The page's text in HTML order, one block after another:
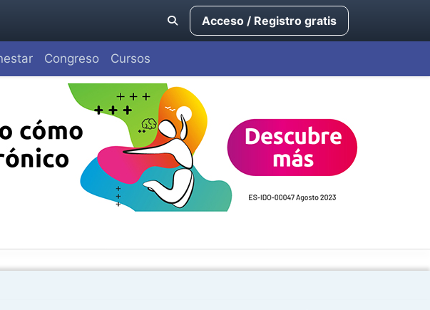
Acceso / Registro gratis
Congreso Cursos